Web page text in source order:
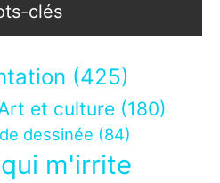
clés
(425)
et culture (180)
dessinée (84)
m'irrite